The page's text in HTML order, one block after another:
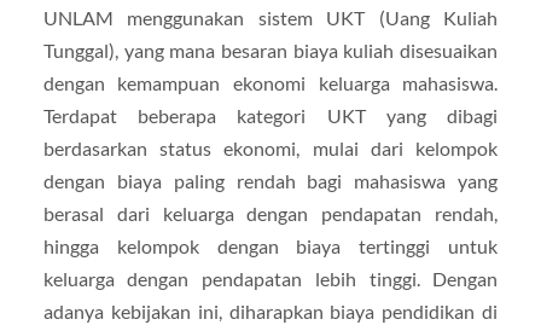
UNLAM menggunakan sistem UKT (Uang Kuliah
Tunggal), yang mana besaran biaya kuliah disesuaikan
dengan kemampuan ekonomi keluarga mahasiswa.
Terdapat beberapa kategori UKT yang dibagi
berdasarkan status ekonomi, mulai dari kelompok
dengan biaya paling rendah bagi mahasiswa yang
berasal dari keluarga dengan pendapatan rendah,
hingga kelompok dengan biaya tertinggi untuk
keluarga dengan pendapatan lebih tinggi. Dengan
adanya kebijakan ini, diharapkan biaya pendidikan di